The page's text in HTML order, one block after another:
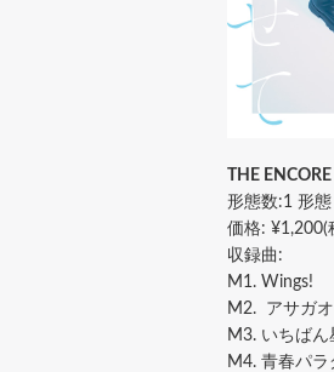
THE
形態数:1 形態
価格: ¥1,200(
収録曲:
M1. Wings!
M2. アサガオ
M3. いちばん
M4. 青春パラ